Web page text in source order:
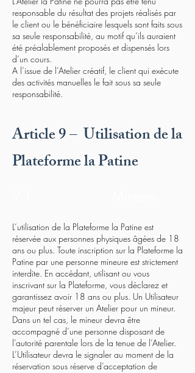
responsable du résultat des projets réalisés par
le client ou le bénéficiaire lesquels sont faits sous
sa seule responsabilité, au motif qu’ils auraient
été préalablement proposés et dispensés lors
d’un cours.
A l’issue de l’Atelier créatif, le client qui exécute
des activités manuelles le fait sous sa seule
responsabilité.
Article 9 – Utilisation de la
Plateforme la Patine
L’utilisation de la Plateforme la Patine est
réservée aux personnes physiques âgées de 18
ans ou plus. Toute inscription sur la Plateforme la
Patine par une personne mineure est strictement
interdite. En accédant, utilisant ou vous
inscrivant sur la Plateforme, vous déclarez et
garantissez avoir 18 ans ou plus. Un Utilisateur
majeur peut réserver un Atelier pour un mineur.
Dans un tel cas, le mineur devra être
accompagné d’une personne disposant de
l’autorité parentale lors de la tenue de l’Atelier.
L’Utilisateur devra le signaler au moment de la
réservation sous réserve d’acceptation de